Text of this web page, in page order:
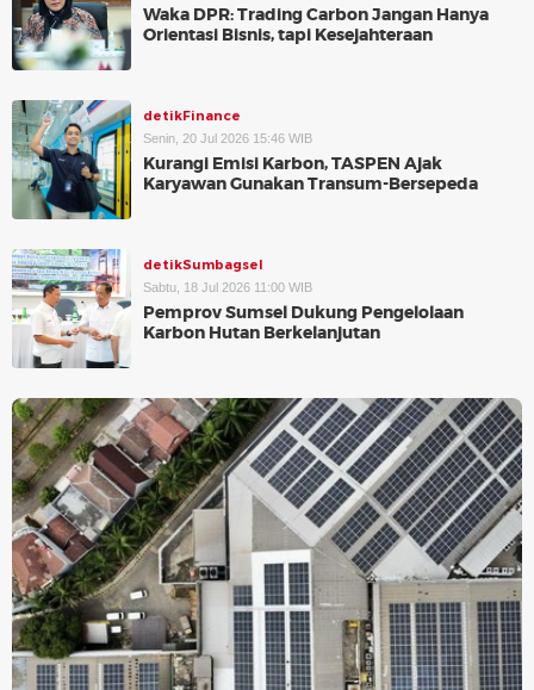
Waka DPR: Trading Carbon Jangan Hanya
Orientasi Bisnis, tapi Kesejahteraan
detikFinance
Senin, 20 Jul 2026 15:46 WIB
Kurangi Emisi Karbon, TASPEN Ajak
Karyawan Gunakan Transum-Bersepeda
detikSumbagsel
Sabtu, 18 Jul 2026 11:00 WIB
Pemprov Sumsel Dukung Pengelolaan
Karbon Hutan Berkelanjutan